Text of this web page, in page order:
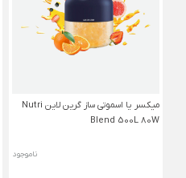
میکسر یا اسموتی ساز گرین لاین Nutri
Blend 500L 80W
ناموجود